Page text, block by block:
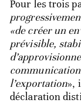
Pour les trois
«de créer un
prévisible,
l’exportation»,
déclaration